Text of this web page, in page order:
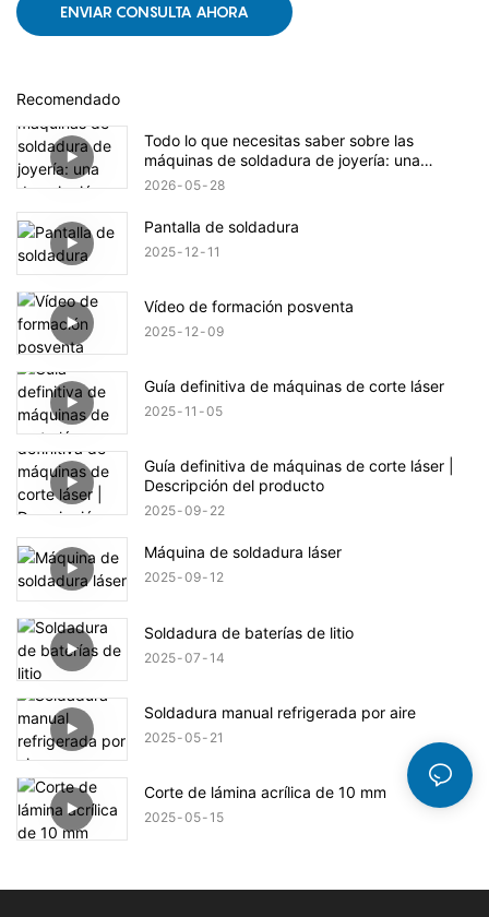
ENVIAR CONSULTA AHORA
Recomendado
Todo lo que necesitas saber sobre las
máquinas de soldadura de joyería: una
descripción general sencilla del producto.
2026 05 28
Pantalla de soldadura
2025 12 11
Vídeo de formación posventa
2025 12 09
Guía definitiva de máquinas de corte láser
2025 11 05
Guía definitiva de máquinas de corte láser |
Descripción del producto
2025 09 22
Máquina de soldadura láser
2025 09 12
Soldadura de baterías de litio
2025 07 14
Soldadura manual refrigerada por aire
2025 05 21
Corte de lámina acrílica de 10 mm
2025 05 15